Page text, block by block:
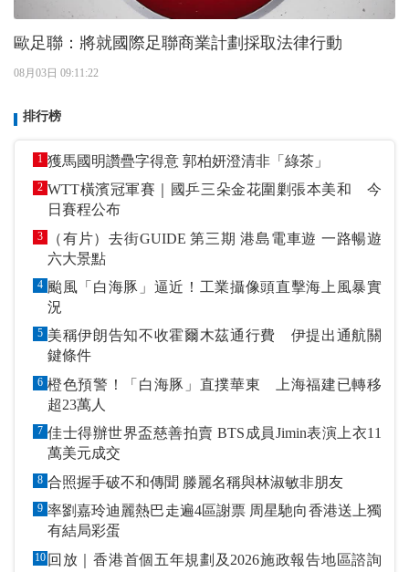
歐足聯：將就國際足聯商業計劃採取法律行動
08月03日 09:11:22
排行榜
1 獲馬國明讚疊字得意 郭柏妍澄清非「綠茶」
2 WTT橫濱冠軍賽｜國乒三朵金花圍剿張本美和 今
日賽程公布
3
（有片）去街GUIDE 第三期 港島電車遊 一路暢遊
六大景點
4 颱風「白海豚」逼近！工業攝像頭直擊海上風暴實
況
5 美稱伊朗告知不收霍爾木茲通行費 伊提出通航關
鍵條件
6 橙色預警！「白海豚」直撲華東 上海福建已轉移
超23萬人
7 佳士得辦世界盃慈善拍賣 BTS成員Jimin表演上衣11
萬美元成交
8 合照握手破不和傳聞 滕麗名稱與林淑敏非朋友
9 率劉嘉玲迪麗熱巴走遍4區謝票 周星馳向香港送上獨
有結局彩蛋
10 回放｜香港首個五年規劃及2026施政報告地區諮詢